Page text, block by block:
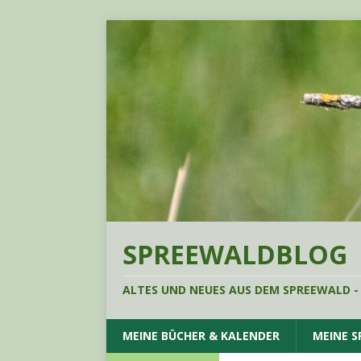
SPREEWALDBLOG
ALTES UND NEUES AUS DEM SPREEWALD
MEINE BÜCHER & KALENDER MEINE